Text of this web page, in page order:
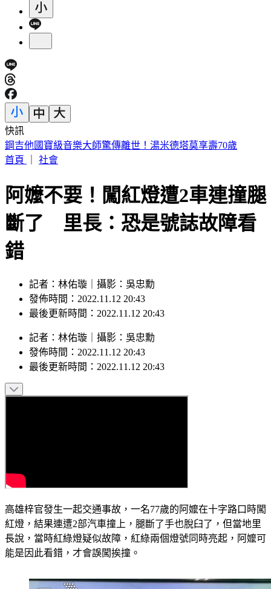
快訊
網購別再亂丟！環保局示警「9包裝」禁回收 6000元慘噴飛
首頁
社會
阿嬤不要！闖紅燈遭2車連撞腿
斷了 里長：恐是號誌故障看
錯
記者：林佑璇｜攝影：吳忠勳
發佈時間：2022.11.12 20:43
最後更新時間：2022.11.12 20:43
記者 ： 林佑璇 攝影 ： 吳忠勳
發佈時間： 2022.11.12 20:43
最後更新時間： 2022.11.12 20:43
高雄梓官發生一起交通事故，一名77歲的阿嬤在十字路口時闖
紅燈，結果連遭2部汽車撞上，腿斷了手也脫臼了，但當地里
長說，當時紅綠燈疑似故障，紅綠兩個燈號同時亮起，阿嬤可
能是因此看錯，才會誤闖挨撞。